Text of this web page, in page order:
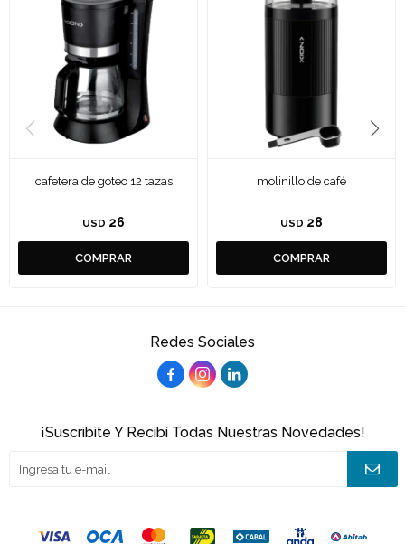
cafetera de goteo 12 tazas
USD 26
molinillo de café
USD 28
Redes Sociales
  
¡Suscribite Y Recibí Todas Nuestras Novedades!